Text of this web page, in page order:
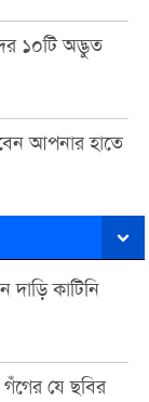
১০টি অদ্ভুত
আপনার হাতে
কাটিনি
গঁগের যে ছবির